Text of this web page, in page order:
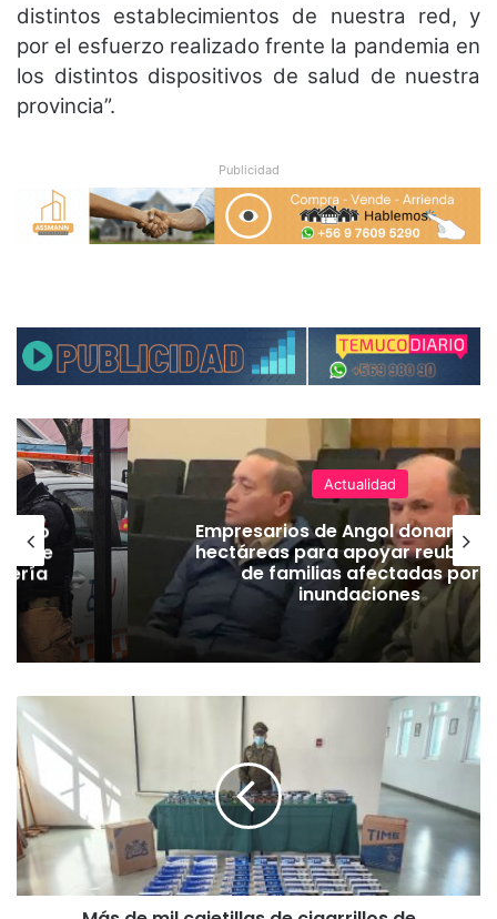
distintos establecimientos de nuestra red, y
por el esfuerzo realizado frente la pandemia en
los distintos dispositivos de salud de nuestra
provincia”.
Publicidad
de
Actualidad
Empresarios de Angol donan
hectáreas para apoyar
de familias afectadas por
inundaciones
á
s
d
e
m
c